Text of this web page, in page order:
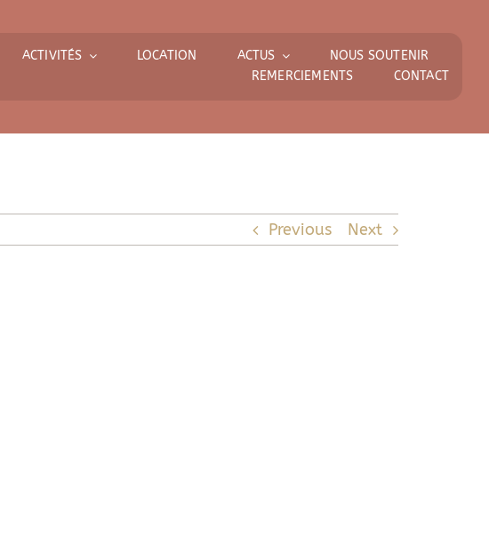
ACTIVITÉS LOCATION ACTUS
NOUS SOUTENIR
REMERCIEMENTS
CONTACT
Previous Next